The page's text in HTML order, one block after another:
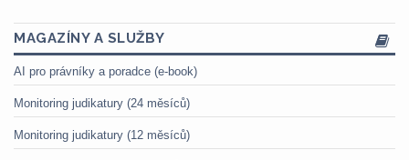
MAGAZÍNY A SLUŽBY
AI pro právníky a poradce (e-book)
Monitoring judikatury (24 měsíců)
Monitoring judikatury (12 měsíců)